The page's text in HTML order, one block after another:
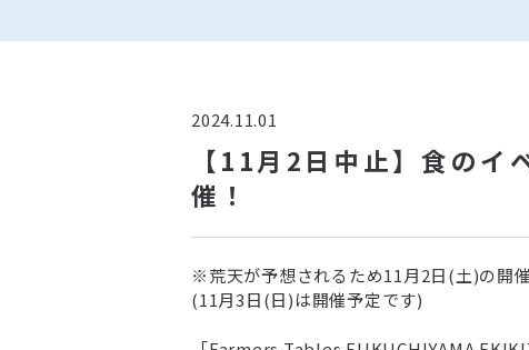
2024.11.01
【11月2日中止】食の
催！
※荒天が予想されるため11月2日(土)の開
(11月3日(日)は開催予定です)